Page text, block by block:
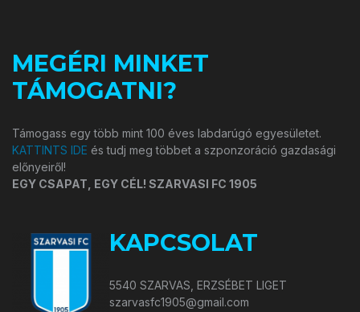
MEGÉRI MINKET
TÁMOGATNI?
Támogass egy több mint 100 éves labdarúgó egyesületet.
KATTINTS IDE és tudj meg többet a szponzoráció gazdasági
előnyeiről!
EGY CSAPAT, EGY CÉL! SZARVASI FC 1905
KAPCSOLAT
5540 SZARVAS, ERZSÉBET LIGET
szarvasfc1905@gmail.com